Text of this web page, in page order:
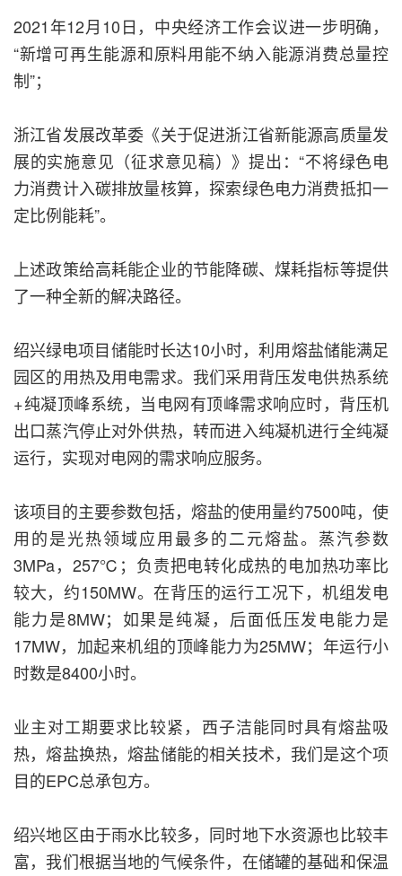
2021年12月10日，中央经济工作会议进一步明确，
“新增可再生能源和原料用能不纳入能源消费总量控
制”；
浙江省发展改革委《关于促进浙江省新能源高质量发
展的实施意见（征求意见稿）》提出：“不将绿色电
力消费计入碳排放量核算，探索绿色电力消费抵扣一
定比例能耗”。
上述政策给高耗能企业的节能降碳、煤耗指标等提供
了一种全新的解决路径。
绍兴绿电项目储能时长达10小时，利用熔盐储能满足
园区的用热及用电需求。我们采用背压发电供热系统
+纯凝顶峰系统，当电网有顶峰需求响应时，背压机
出口蒸汽停止对外供热，转而进入纯凝机进行全纯凝
运行，实现对电网的需求响应服务。
该项目的主要参数包括，熔盐的使用量约7500吨，使
用的是光热领域应用最多的二元熔盐。蒸汽参数
3MPa，257℃；负责把电转化成热的电加热功率比
较大，约150MW。在背压的运行工况下，机组发电
能力是8MW；如果是纯凝，后面低压发电能力是
17MW，加起来机组的顶峰能力为25MW；年运行小
时数是8400小时。
业主对工期要求比较紧，西子洁能同时具有熔盐吸
热，熔盐换热，熔盐储能的相关技术，我们是这个项
目的EPC总承包方。
绍兴地区由于雨水比较多，同时地下水资源也比较丰
富，我们根据当地的气候条件，在储罐的基础和保温